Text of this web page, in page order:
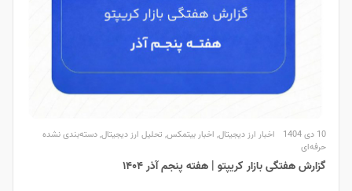
10 دی 1404 اخبار ارز دیجیتال, اخبار بیتمکس, تحلیل ارز دیجیتال,دسته‌بندی نشده
حرفه‌ای
گزارش هفتگی بازار کریپتو | هفته پنجم آذر ۱۴۰۴